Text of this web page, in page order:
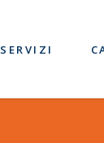
SERVIZI